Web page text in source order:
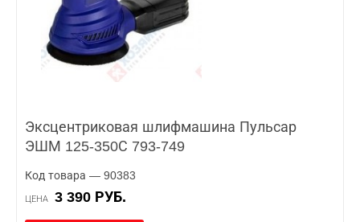
Эксцентриковая шлифмашина Пульсар
ЭШМ 125-350С 793-749
Код товара — 90383
ЦЕНА 3 390 РУБ.